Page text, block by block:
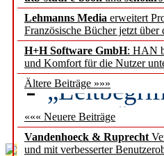
Lehmanns Media erweitert
Französische Bücher jetzt
H+H Software GmbH: HAN
und Komfort für die Nutzer
Ältere Beiträge »»»
««« Neuere Beiträge
Vandenhoeck & Ruprecht
und mit verbesserter
Künstliche
besser zu
des BIÖG